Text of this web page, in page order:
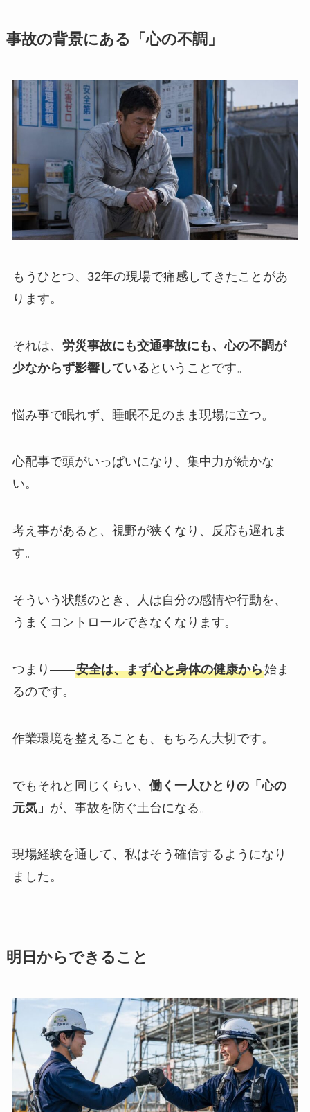
事故の背景にある「心の不調」
もうひとつ、32年の現場で痛感してきたことがあ
ります。
それは、 労災事故にも交通事故にも、心の不調が
少なからず影響している ということです。
悩み事で眠れず、睡眠不足のまま現場に立つ。
心配事で頭がいっぱいになり、集中力が続かな
い。
考え事があると、視野が狭くなり、反応も遅れま
す。
そういう状態のとき、人は自分の感情や行動を、
うまくコントロールできなくなります。
つまり——安全は、まず心と身体の健康から始ま
るのです。
作業環境を整えることも、もちろん大切です。
でもそれと同じくらい、 働く一人ひとりの「心の
元気」 が、事故を防ぐ土台になる。
現場経験を通して、私はそう確信するようになり
ました。
明日からできること